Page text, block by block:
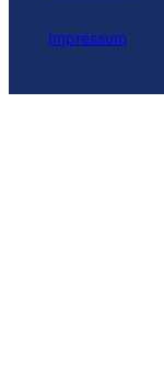
Impressum